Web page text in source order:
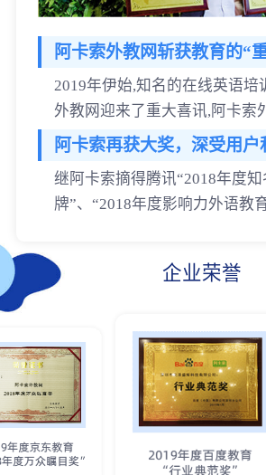
阿卡索外教网斩获教育的“
2019年伊始,知名的在线英语培
外教网迎来了重大喜讯,阿卡索
阿卡索再获大奖，深受用户
继阿卡索摘得腾讯“2018年度
牌”、“2018年度影响力外语教
企业荣誉